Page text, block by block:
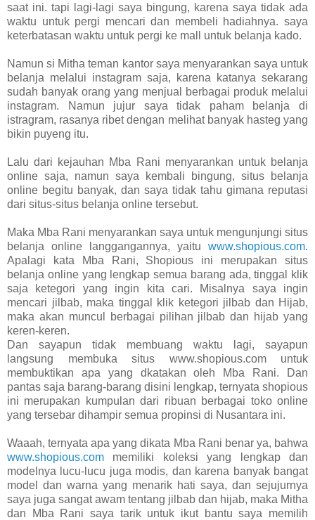
saat ini. tapi lagi-lagi saya bingung, karena saya tidak ada
waktu untuk pergi mencari dan membeli hadiahnya. saya
keterbatasan waktu untuk pergi ke mall untuk belanja kado.
Namun si Mitha teman kantor saya menyarankan saya untuk
belanja melalui instagram saja, karena katanya sekarang
sudah banyak orang yang menjual berbagai produk melalui
instagram. Namun jujur saya tidak paham belanja di
istragram, rasanya ribet dengan melihat banyak hasteg yang
bikin puyeng itu.
Lalu dari kejauhan Mba Rani menyarankan untuk belanja
online saja, namun saya kembali bingung, situs belanja
online begitu banyak, dan saya tidak tahu gimana reputasi
dari situs-situs belanja online tersebut.
Maka Mba Rani menyarankan saya untuk mengunjungi situs
belanja online langgangannya, yaitu www.shopious.com.
Apalagi kata Mba Rani, Shopious ini merupakan situs
belanja online yang lengkap semua barang ada, tinggal klik
saja ketegori yang ingin kita cari. Misalnya saya ingin
mencari jilbab, maka tinggal klik ketegori jilbab dan Hijab,
maka akan muncul berbagai pilihan jilbab dan hijab yang
keren-keren.
Dan sayapun tidak membuang waktu lagi, sayapun
langsung membuka situs www.shopious.com
untuk
membuktikan apa yang dkatakan oleh Mba Rani. Dan
pantas saja barang-barang disini lengkap, ternyata shopious
ini merupakan kumpulan dari ribuan berbagai toko online
yang tersebar dihampir semua propinsi di Nusantara ini.
Waaah, ternyata apa yang dikata Mba Rani benar ya, bahwa
www.shopious.com memiliki koleksi yang lengkap dan
modelnya lucu-lucu juga modis, dan karena banyak bangat
model dan warna yang menarik hati saya, dan sejujurnya
saya juga sangat awam tentang jilbab dan hijab, maka Mitha
dan Mba Rani saya tarik untuk ikut bantu saya memilih